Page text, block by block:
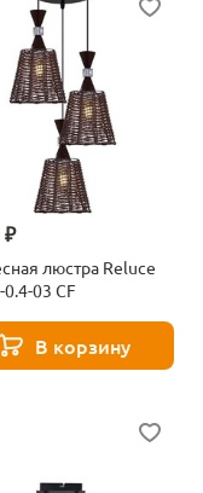
₽
люстра Reluce
03 CF
В корзину